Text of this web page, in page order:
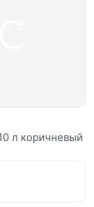
л коричневый